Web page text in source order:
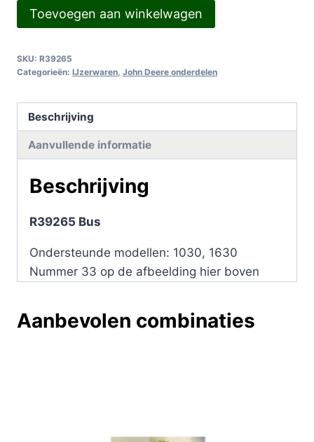
R39265
Bus
Toevoegen aan winkelwagen
SKU: R39265
Categorieën: IJzerwaren John Deere onderdelen
Beschrijving
Aanvullende informatie
Beschrijving
R39265 Bus
Ondersteunde modellen: 1030, 1630
Nummer 33 op de afbeelding hier boven
Aanbevolen combinaties